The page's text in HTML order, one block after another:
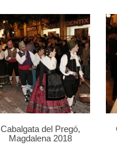
Cabalgata del Pregó,
Magdalena 2018